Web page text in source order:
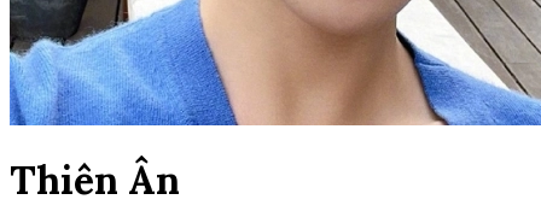
Thiên Ân